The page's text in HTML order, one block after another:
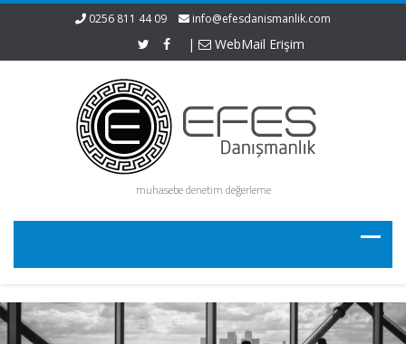
0256 811 44 09 info@efesdanismanlik.com
| WebMail Erişim
muhasebe denetim değerleme